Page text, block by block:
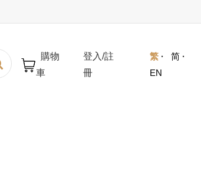
購物
車
登入/註
冊
繁 · 简 ·
EN